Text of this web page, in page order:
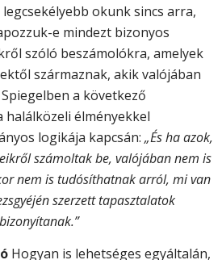
okunk sincs arra,
e mindezt bizonyos
szóló beszámolókra, amelyek
származnak, akik valójában
a következő
halálközeli élményekkel
logikája kapcsán: „És ha azok,
számoltak be, valójában nem is
nem is tudósíthatnak arról, mi van
szerzett tapasztalatok
Hogyan is lehetséges egyáltalán,